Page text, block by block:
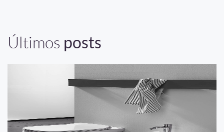
Últimos posts